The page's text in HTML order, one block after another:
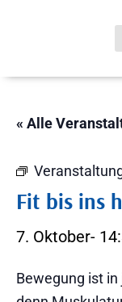
« Alle
Fit bis ins
7. Oktober-
Bewegung ist